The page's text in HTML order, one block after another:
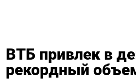
ВТБ привлек в
рекордный